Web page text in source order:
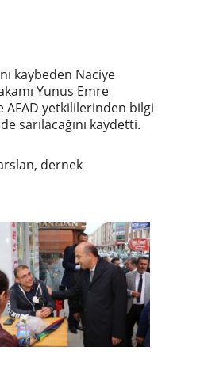
kaybeden Naciye
Yunus Emre
AFAD yetkililerinden bilgi
sarılacağını kaydetti.
dernek